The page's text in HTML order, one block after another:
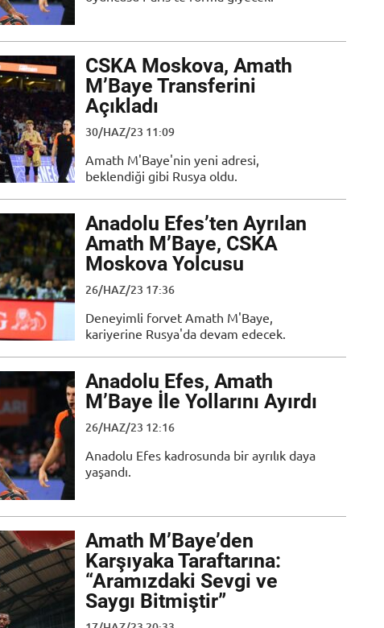
CSKA Moskova, Amath
M’Baye Transferini
Açıkladı
30/HAZ/23 11:09
Amath M'Baye'nin yeni adresi,
beklendiği gibi Rusya oldu.
Anadolu Efes’ten Ayrılan
Amath M’Baye, CSKA
Moskova Yolcusu
26/HAZ/23 17:36
Deneyimli forvet Amath M'Baye,
kariyerine Rusya'da devam edecek.
Anadolu Efes, Amath
M’Baye İle Yollarını Ayırdı
26/HAZ/23 12:16
Anadolu Efes kadrosunda bir ayrılık daya
yaşandı.
Amath M’Baye’den
Karşıyaka Taraftarına:
“Aramızdaki Sevgi ve
Saygı Bitmiştir”